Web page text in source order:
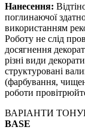
Нанесення:
поглинаючої
використанням
Роботу не слід
досягнення
різні види
структуровані
(фарбування,
роботи
ВАРІАНТИ
BASE